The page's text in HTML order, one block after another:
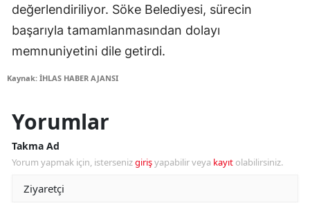
değerlendiriliyor. Söke Belediyesi, sürecin
başarıyla tamamlanmasından dolayı
memnuniyetini dile getirdi.
Kaynak: İHLAS HABER AJANSI
Yorumlar
Takma Ad
Yorum yapmak için, istersenizgirişyapabilir veya kayıt olabilirsiniz.